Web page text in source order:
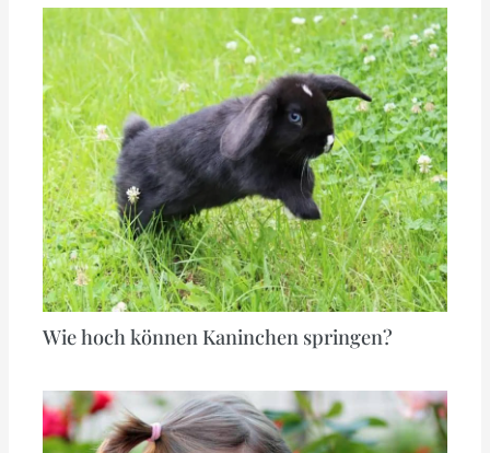
Wie hoch können Kaninchen springen?